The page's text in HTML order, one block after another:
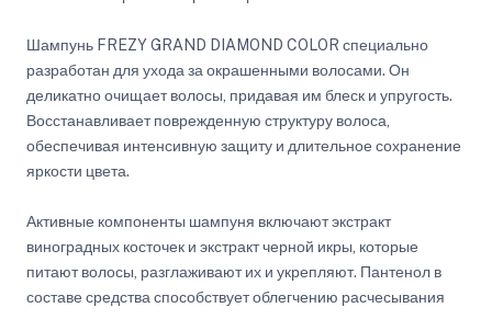
Шампунь FREZY GRAND DIAMOND COLOR специально
разработан для ухода за окрашенными волосами. Он
деликатно очищает волосы, придавая им блеск и упругость.
Восстанавливает поврежденную структуру волоса,
обеспечивая интенсивную защиту и длительное сохранение
яркости цвета.
Активные компоненты шампуня включают экстракт
виноградных косточек и экстракт черной икры, которые
питают волосы, разглаживают их и укрепляют. Пантенол в
составе средства способствует облегчению расчесывания